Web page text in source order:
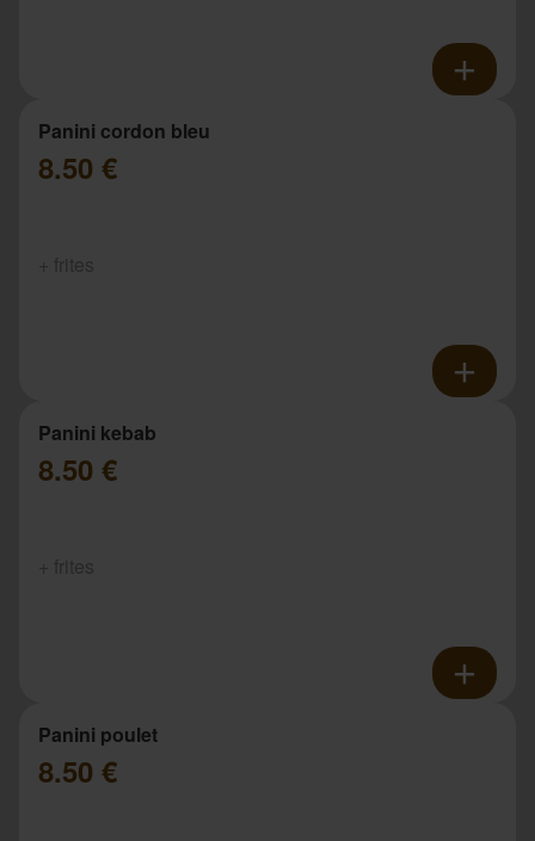
Panini cordon bleu
8.50 €
Panini kebab
8.50 €
Panini poulet
8.50 €